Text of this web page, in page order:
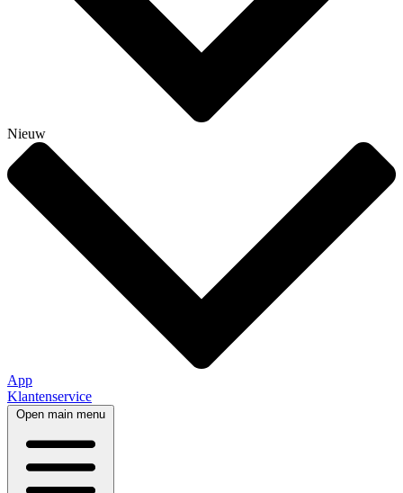
Nieuw
App
Klantenservice
Open main menu